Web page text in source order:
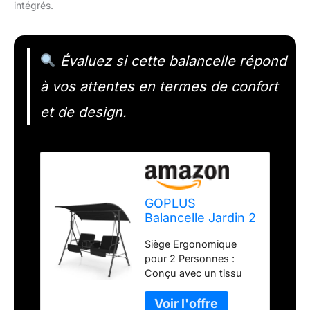
intégrés.
Évaluez si cette balancelle répond
à vos attentes en termes de confort
et de design.
GOPLUS
Balancelle Jardin 2
181x124x161,5 CM,
Balancelle Canopy
Inclinable 240°
Ajustable avec
Glacière, Plateau
Siège Ergonomique
pour 2 Personnes :
Conçu avec un tissu
coussins d'assise et de